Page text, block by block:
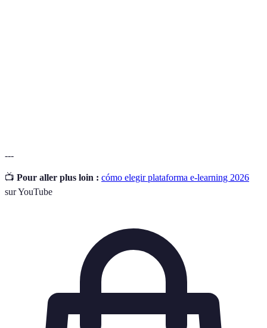
---
📺 Pour aller plus loin : cómo elegir plataforma e-learning 2026
sur YouTube